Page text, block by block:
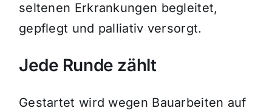
seltenen Erkrankungen begleitet,
gepflegt und palliativ versorgt.
Jede Runde zählt
Gestartet wird wegen Bauarbeiten auf